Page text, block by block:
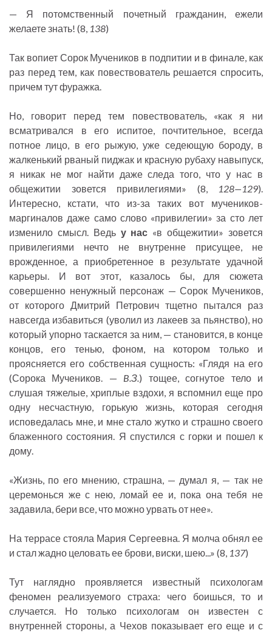
— Я потомственный почетный гражданин, ежели
желаете знать! (8, 138)
Так вопиет Сорок Мучеников в подпитии и в финале, как
раз перед тем, как повествователь решается спросить,
причем тут фуражка.
Но, говорит перед тем повествователь, «как я ни
всматривался в его испитое, почтительное, всегда
потное лицо, в его рыжую, уже седеющую бороду, в
жалкенький рваный пиджак и красную рубаху навыпуск,
я никак не мог найти даже следа того, что у нас в
общежитии зовется привилегиями» (8,
128—129).
Интересно, кстати, что из-за таких вот мучеников-
маргиналов даже само слово «привилегии» за сто лет
изменило смысл. Ведь у нас «в общежитии» зовется
привилегиями нечто не внутренне присущее, не
врожденное, а приобретенное в результате удачной
карьеры. И вот этот, казалось бы, для сюжета
совершенно ненужный персонаж — Сорок Мучеников,
от которого Дмитрий Петрович тщетно пытался раз
навсегда избавиться (уволил из лакеев за пьянство), но
который упорно таскается за ним, — становится, в конце
концов, его тенью, фоном, на котором только и
проясняется его собственная сущность: «Глядя на его
(Сорока Мучеников. — B.З.) тощее, согнутое тело и
слушая тяжелые, хриплые вздохи, я вспомнил еще про
одну несчастную, горькую жизнь, которая сегодня
исповедалась мне, и мне стало жутко и страшно своего
блаженного состояния. Я спустился с горки и пошел к
дому.
«Жизнь, по его мнению, страшна, — думал я, — так не
церемонься же с нею, ломай ее и, пока она тебя не
задавила, бери все, что можно урвать от нее».
На террасе стояла Мария Сергеевна. Я молча обнял ее
и стал жадно целовать ее брови, виски, шею...» (8, 137)
Тут наглядно проявляется известный психологам
феномен реализуемого страха: чего боишься, то и
случается. Но только психологам он известен с
внутренней стороны, а Чехов показывает его еще и с